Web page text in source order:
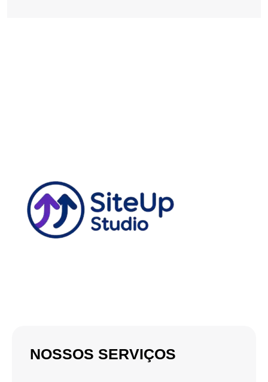
NOSSOS SERVIÇOS